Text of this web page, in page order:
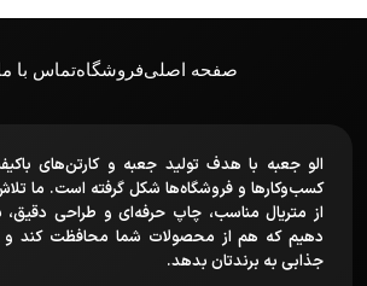
صفحه اصلیفروشگاهتماس با
الو جعبه با هدف تولید جعبه و کارتن‌های
کسب‌وکارها و فروشگاه‌ها شکل گرفته است. ما
از متریال مناسب، چاپ حرفه‌ای و طراحی دقیق،
دهیم که هم از محصولات شما محافظت کند و
جذابی به برندتان بدهد.